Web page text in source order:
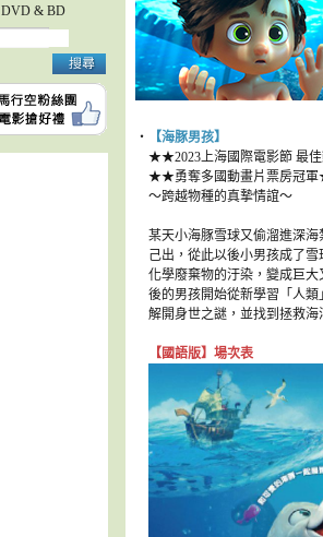
DVD & BD
‧
【海豚男孩】
★★2023上海國際電影節 最
★★勇奪多國動畫片票房冠
～跨越物種的真摯情誼～
某天小海豚雪球又偷溜進深
己出，從此以後小男孩成了
化學廢棄物的汙染，變成巨
後的男孩開始從新學習「人
解開身世之謎，並找到拯救
【國語版】場次表